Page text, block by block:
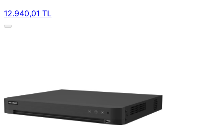
12.940,01 TL